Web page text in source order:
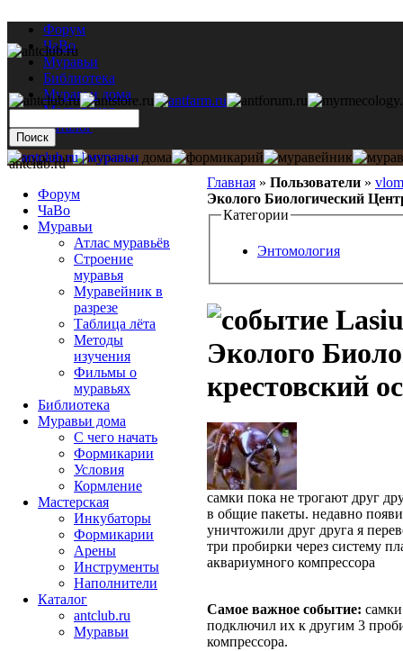
Форум
ЧаВо
Муравьи
Библиотека
Муравьи дома
Мастерская
Каталог
Главная » Пользователи »
Эколого Биологический
Категории
Энтомология
Эколого
крестовский
самки пока не трогают друг
в общие пакеты. недавно
уничтожили друг друга я
три пробирки через систему
аквариумного компрессора
Самое важное событие:
подключил их к другим 3
компрессора.
antclub.ru
Форум
ЧаВо
Муравьи
Атлас муравьёв
Строение
муравья
Муравейник в
разрезе
Таблица лёта
Методы
изучения
Фильмы о
муравьях
Библиотека
Муравьи дома
С чего начать
Формикарии
Условия
Кормление
Мастерская
Инкубаторы
Формикарии
Арены
Инструменты
Наполнители
Каталог
antclub.ru
Муравьи